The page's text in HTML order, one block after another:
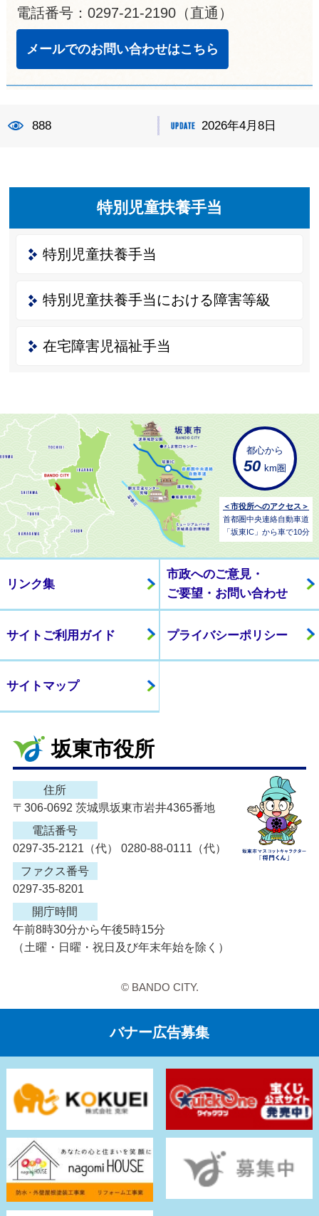
電話番号：0297-21-2190（直通）
メールでのお問い合わせはこちら
888 2026年4月8日
特別児童扶養手当
特別児童扶養手当
特別児童扶養手当における障害等級
在宅障害児福祉手当
都心から
50 km圏
＜市役所へのアクセス＞
首都圏中央連絡自動車道
「坂東IC」から車で10分
リンク集
市政へのご意見・
ご要望・お問い合わせ
サイトご利用ガイド プライバシーポリシー
サイトマップ
坂東市役所
住所
〒306-0692 茨城県坂東市岩井4365番地
電話番号
0297-35-2121（代） 0280-88-0111（代）
ファクス番号
0297-35-8201
開庁時間
午前8時30分から午後5時15分
（土曜・日曜・祝日及び年末年始を除く）
© BANDO CITY.
バナー広告募集